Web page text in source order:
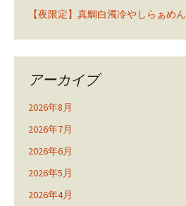
【夜限定】真鯛白濁冷やしらぁめん
アーカイブ
2026年8月
2026年7月
2026年6月
2026年5月
2026年4月